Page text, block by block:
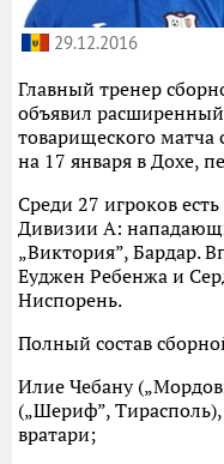
29.12.2016
Главный тренер
объявил
товарищеского матча
на 17 января в Дохе,
Среди 27 игроков
Дивизии А:
„Виктория”, Бардар.
Еуджен Ребенжа и
Ниспорень.
Полный состав
Илие Чебану
(„Шериф”,
вратари;